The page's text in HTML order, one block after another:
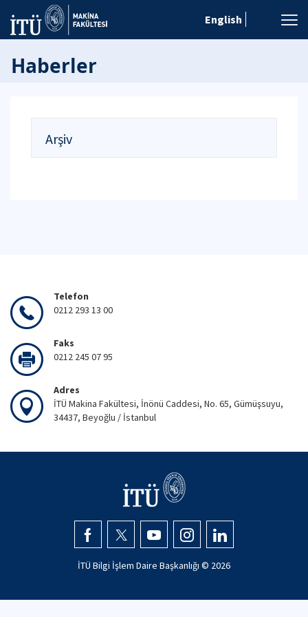
English
Haberler
Arşiv
Telefon
0212 293 13 00
Faks
0212 245 07 95
Adres
İTÜ Makina Fakültesi, İnönü Caddesi, No. 65, Gümüşsuyu,
34437, Beyoğlu / İstanbul
İTÜ Bilgi İşlem Daire Başkanlığı © 2026